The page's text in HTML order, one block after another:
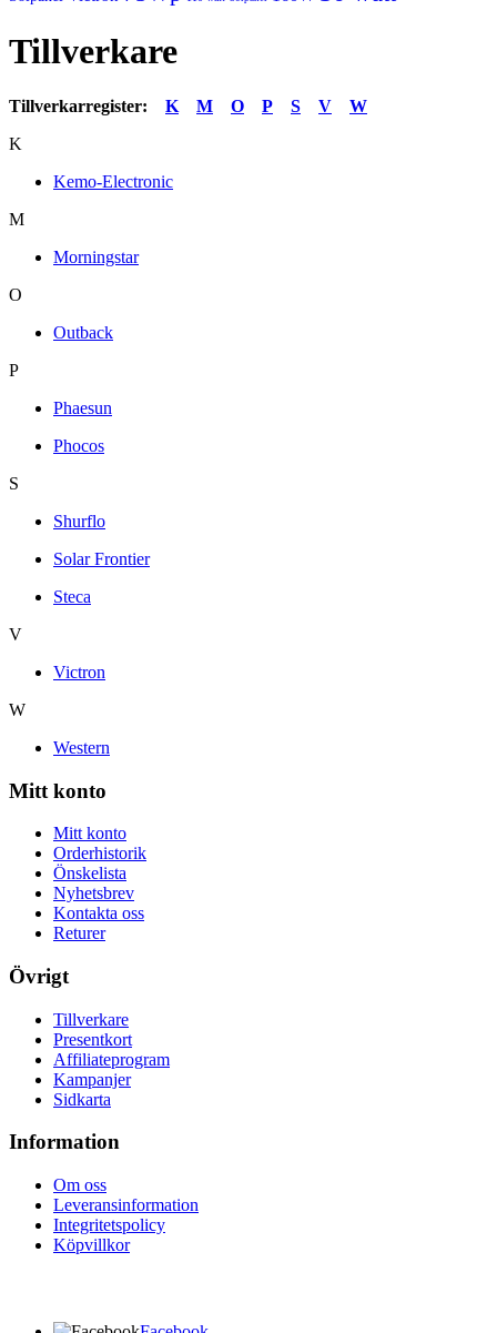
Tillverkare
Tillverkarregister: K M O P S V
W
K
Kemo-Electronic
M
Morningstar
O
Outback
P
Phaesun
Phocos
S
Shurflo
Solar Frontier
Steca
V
Victron
W
Western
Mitt konto
Mitt konto
Orderhistorik
Önskelista
Nyhetsbrev
Kontakta oss
Returer
Övrigt
Tillverkare
Presentkort
Affiliateprogram
Kampanjer
Sidkarta
Information
Om oss
Leveransinformation
Integritetspolicy
Köpvillkor